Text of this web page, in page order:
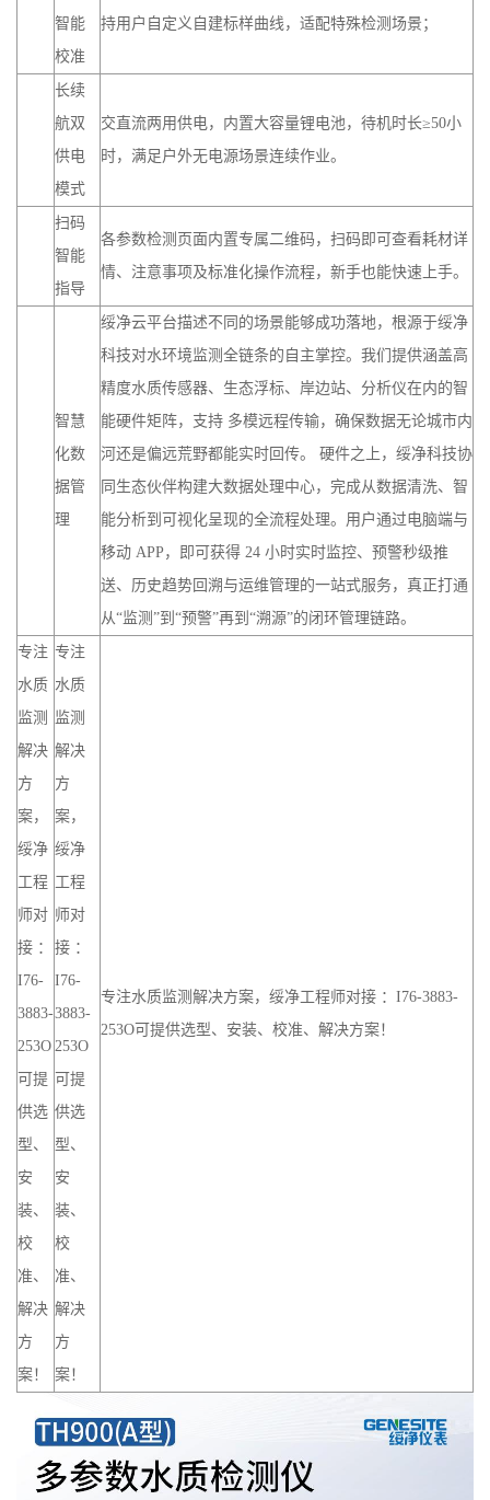
智能
校准
持用户自定义自建标样曲线，适配特殊检测场景；
长续
航双
供电
模式
交直流两用供电，内置大容量锂电池，待机时长≥50小
时，满足户外无电源场景连续作业。
扫码
智能
指导
各参数检测页面内置专属二维码，扫码即可查看耗材详
情、注意事项及标准化操作流程，新手也能快速上手。
智慧
化数
据管
理
绥净云平台描述不同的场景能够成功落地，根源于绥净
科技对水环境监测全链条的自主掌控。我们提供涵盖高
精度水质传感器、生态浮标、岸边站、分析仪在内的智
能硬件矩阵，支持 多模远程传输，确保数据无论城市内
河还是偏远荒野都能实时回传。 硬件之上，绥净科技协
同生态伙伴构建大数据处理中心，完成从数据清洗、智
能分析到可视化呈现的全流程处理。用户通过电脑端与
移动 APP，即可获得 24 小时实时监控、预警秒级推
送、历史趋势回溯与运维管理的一站式服务，真正打通
从“监测”到“预警”再到“溯源”的闭环管理链路。
专注
水质
监测
解决
方
案，
绥净
工程
师对
接 ：
I76-
3883-
253O
可提
供选
型、
安
装、
校
准、
解决
方
案！
专注
水质
监测
解决
方
案，
绥净
工程
师对
接 ：
I76-
3883-
253O
可提
供选
型、
安
装、
校
准、
解决
方
案！
专注水质监测解决方案，绥净工程师对接 ：I76-3883-
253O可提供选型、安装、校准、解决方案！